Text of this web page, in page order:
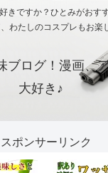
きですか？ひとみがおす
わたしのコスプレもお楽
ブログ！漫画、
大好き♪
スポンサーリンク